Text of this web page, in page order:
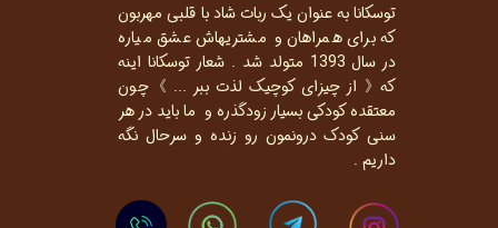
توسکانا به عنوان یک ربات شاد با قلبی مهربون
که برای همراهان و مشتریهاش عشق میاره
در سال 1393 متولد شد . شعار توسکانا اینه
که《 از چیزای کوچیک لذت ببر ... 》چون
معتقده کودکی بسیار زودگذره و ما باید در هر
سنی کودک درونمون رو زنده و سرحال نگه
داریم .